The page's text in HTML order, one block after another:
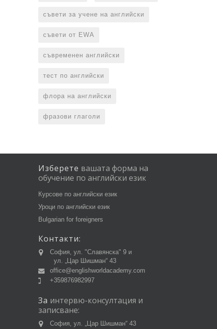
съвети за учене на английски
съвети от EWA
съвременен английски
тест по английски
флора на английски
фразови глаголи
Изберете вашата форма на
обучение по английски език
Курсове по английски език
Уроци по английски език
Bulgarian for foreigners
Контакти:
София, ул. "Славянска" 9 и
ул. „Цар Шишман“ 43
office@englishworldacademy.com
+359876982997
За интервю-консултация и
записване:
София, ул. „Цар Шишман“ 43